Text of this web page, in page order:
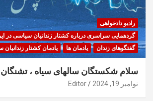
رادیو دادخواهی
گردهمایی سراسری درباره کشتار زندانیان سیاسی در
گفتگوهای زندان
یادمان ها یادمان کشتار
سلام شکستگان سالهای سیاه ، تشنگان
نوامبر 19, 2024 Editor